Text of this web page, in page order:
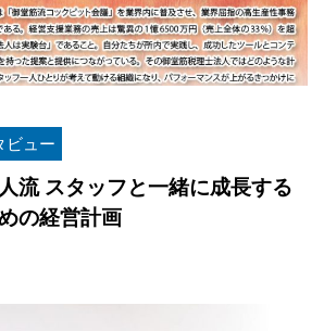
ビュー
流 スタッフと一緒に成長する
の経営計画